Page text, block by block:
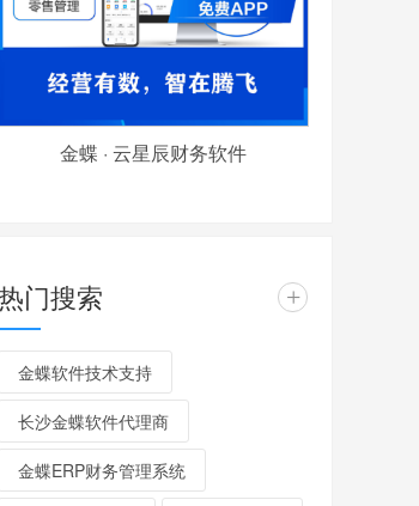
金蝶 · 云星辰财务软件
门搜索 +
金蝶软件技术支持
长沙金蝶软件代理商
金蝶ERP财务管理系统